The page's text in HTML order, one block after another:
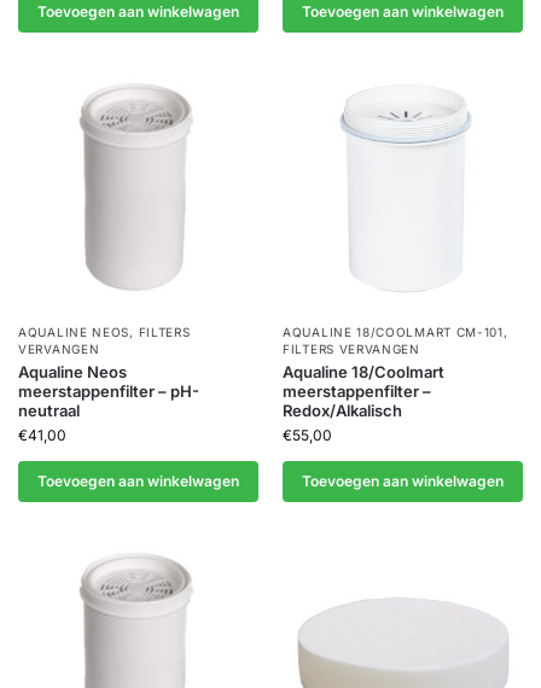
Toevoegen aan winkelwagen Toevoegen aan winkelwagen
AQUALINE NEOS, FILTERS
VERVANGEN
Aqualine Neos
meerstappenfilter – pH-
neutraal
€41,00
Toevoegen aan winkelwagen
AQUALINE 18/COOLMART CM-101,
FILTERS VERVANGEN
Aqualine 18/Coolmart
meerstappenfilter –
Redox/Alkalisch
€55,00
Toevoegen aan winkelwagen